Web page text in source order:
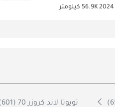
202456.9K كيلومتر
تويوتا لاند كروزر 70 (601)